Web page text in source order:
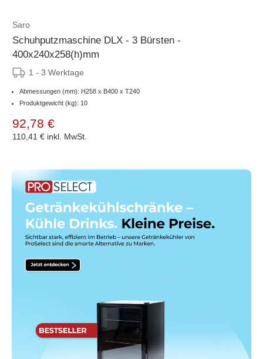
Saro
Schuhputzmaschine DLX - 3 Bürsten -
400x240x258(h)mm
1 - 3 Werktage
Abmessungen (mm): H258 x B400 x T240
Produktgewicht (kg): 10
92,78 €
110,41 € inkl. MwSt.